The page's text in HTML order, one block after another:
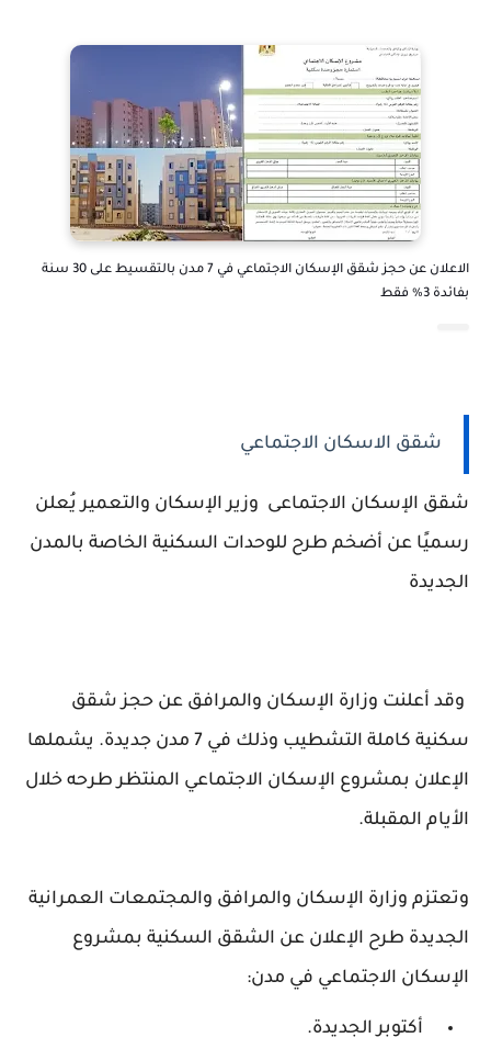
الاعلان عن حجز شقق الإسكان الاجتماعي في 7 مدن بالتقسيط على 30 سنة
بفائدة 3% فقط
شقق الاسكان الاجتماعي
شقق الإسكان الاجتماعى وزير الإسكان والتعمير يُعلن
رسميًا عن أضخم طرح للوحدات السكنية الخاصة بالمدن
الجديدة
وقد أعلنت وزارة الإسكان والمرافق عن حجز شقق
سكنية كاملة التشطيب وذلك في 7 مدن جديدة. يشملها
الإعلان بمشروع الإسكان الاجتماعي المنتظر طرحه خلال
الأيام المقبلة.
وتعتزم وزارة الإسكان والمرافق والمجتمعات العمرانية
الجديدة طرح الإعلان عن الشقق السكنية بمشروع
الإسكان الاجتماعي في مدن:
أكتوبر الجديدة.